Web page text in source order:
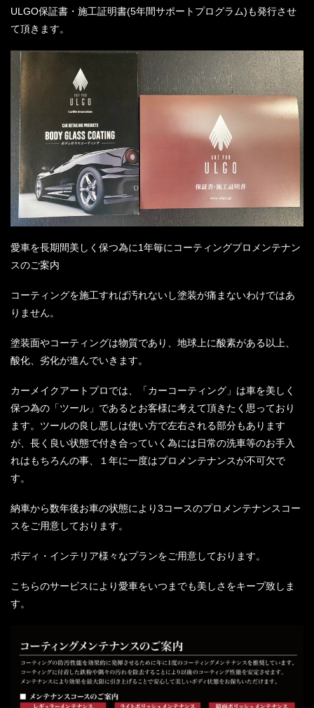
ULGO保証書・施工証明書(5年間サポートプログラム)も発行させ
て頂きます。
愛車を長期間美しく保つ為に1年毎にコーティングプロメンテナン
スのご案内
コーティングを施工すれば汚れないし塗装が痛まないわけではあ
りません。
塗装面やコーティングは物質であり、地球上に酸素がある以上、
酸化、劣化が進んでいきます。
カーメイクアートプロでは、「カーコーティング」は車を美しく
保つ為の「ツール」であるとお客様に考えて頂きたく思っており
ます。ツールの良し悪しは使い方で左右される部分もあります
が、長く良い状態で付き合っていく為には日常の洗車等のお手入
れはもちろんの事、１年に一度はプロメンテナンスが不可欠で
す。
納車から数年後お車の状態により3コースのプロメンテナンスコー
スをご用意しております。
ボディ・インテリア様々なプランをご用意しております。
こちらのサービスにより愛車をいつまでも美しさをキープ致しま
す。